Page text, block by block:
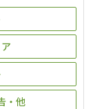
・他